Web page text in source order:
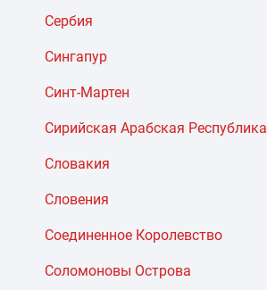
Сербия
Сингапур
Синт-Мартен
Сирийская Арабская Республика
Словакия
Словения
Соединенное Королевство
Соломоновы Острова